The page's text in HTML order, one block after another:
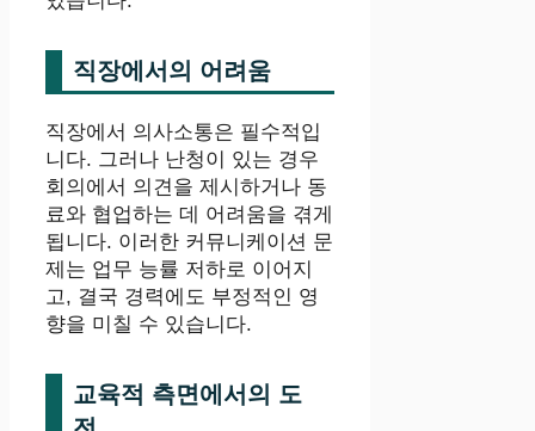
직장에서의 어려움
직장에서 의사소통은 필수적입
니다. 그러나 난청이 있는 경우
회의에서 의견을 제시하거나 동
료와 협업하는 데 어려움을 겪게
됩니다. 이러한 커뮤니케이션 문
제는 업무 능률 저하로 이어지
고, 결국 경력에도 부정적인 영
향을 미칠 수 있습니다.
교육적 측면에서의 도